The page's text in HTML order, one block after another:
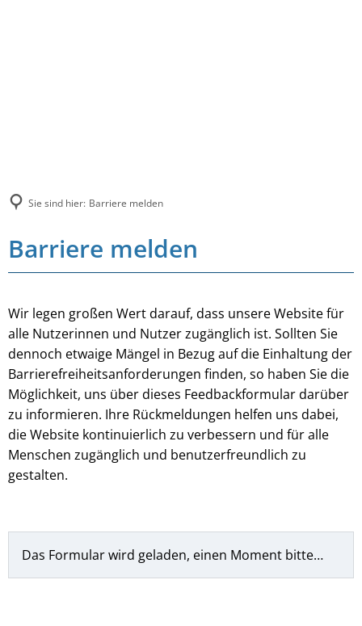
Sie sind hier: Barriere melden
Barriere melden
Wir legen großen Wert darauf, dass unsere Website für
alle Nutzerinnen und Nutzer zugänglich ist. Sollten Sie
dennoch etwaige Mängel in Bezug auf die Einhaltung der
Barrierefreiheitsanforderungen finden, so haben Sie die
Möglichkeit, uns über dieses Feedbackformular darüber
zu informieren. Ihre Rückmeldungen helfen uns dabei,
die Website kontinuierlich zu verbessern und für alle
Menschen zugänglich und benutzerfreundlich zu
gestalten.
Das Formular wird geladen, einen Moment bitte…